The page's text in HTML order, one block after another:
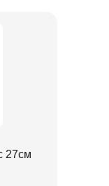
27см